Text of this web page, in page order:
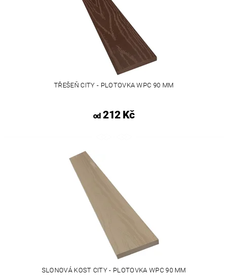
TŘEŠEŇ CITY - PLOTOVKA WPC 90 MM
od212 Kč
SLONOVÁ KOST CITY - PLOTOVKA WPC 90 MM